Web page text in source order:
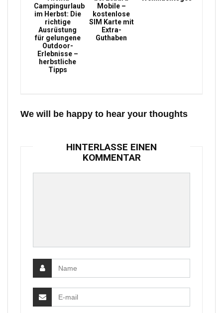
Campingurlaub
im Herbst: Die
richtige
Ausrüstung
für gelungene
Outdoor-
Erlebnisse –
herbstliche
Tipps
Mobile –
kostenlose
SIM Karte mit
Extra-
Guthaben
We will be happy to hear your thoughts
HINTERLASSE EINEN
KOMMENTAR